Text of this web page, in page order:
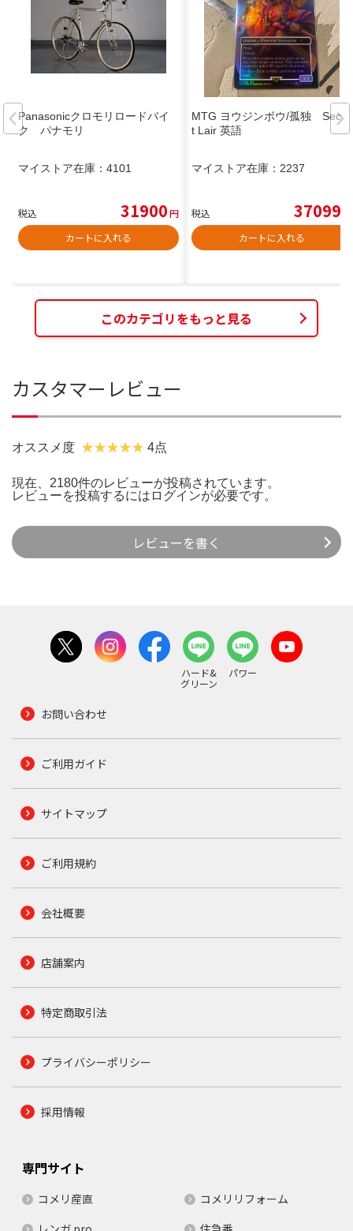
Panasonicクロモリロードバイ
ク パナモリ
マイストア在庫： 4101
税込 31900円
カートに入れる
MTG ヨウジンボウ/孤独 Secre
t Lair 英語
マイストア在庫： 2237
税込 37099
カートに入れる
このカテゴリをもっと見る
カスタマーレビュー
オススメ度 4点
現在、2180件のレビューが投稿されています。
レビューを投稿するには ログインが必要です。
レビューを書く
ハード&
グリーン
パワー
お問い合わせ
ご利用ガイド
サイトマップ
ご利用規約
会社概要
店舗案内
特定商取引法
プライバシーポリシー
採用情報
専門サイト
コメリ産直
コメリリフォーム